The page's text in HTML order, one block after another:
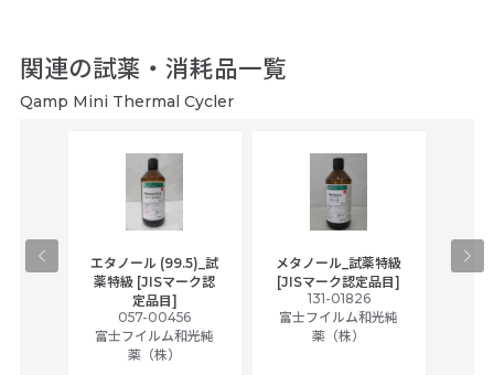
関連の試薬・消耗品一覧
Qamp Mini Thermal Cycler
エタノール (99.5)_試
薬特級 [JISマーク認
定品目]
057-00456
富士フイルム和光純
薬（株）
メタノール_試薬特級
[JISマーク認定品目]
131-01826
富士フイルム和光純
薬（株）
ア